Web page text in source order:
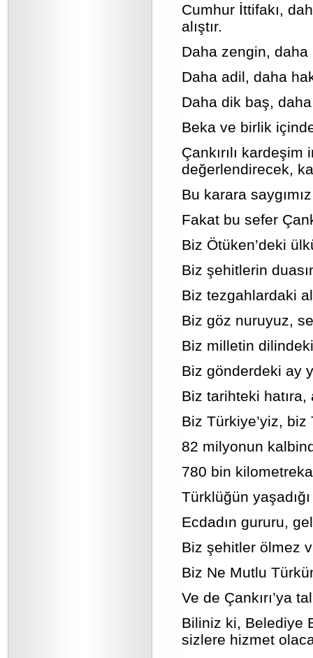
Cumhur İttifakı,
alıştır.
Daha zengin, daha
Daha adil, daha
Daha dik baş,
Beka ve birlik
Çankırılı
değerlendirecek,
Bu karara
Fakat bu sefer
Biz Ötüken’deki
Biz şehitlerin
Biz tezgahlardaki
Biz göz nuruyuz,
Biz milletin
Biz gönderdeki ay
Biz tarihteki
Biz Türkiye’yiz,
82 milyonun
780 bin
Türklüğün
Ecdadın gururu,
Biz şehitler ölmez
Biz Ne Mutlu
Ve de Çankırı’ya
Biliniz ki, Belediye
sizlere hizmet